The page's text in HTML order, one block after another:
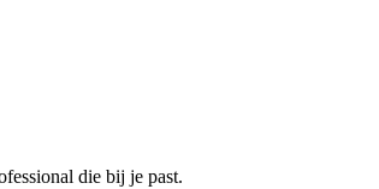
die bij je past.